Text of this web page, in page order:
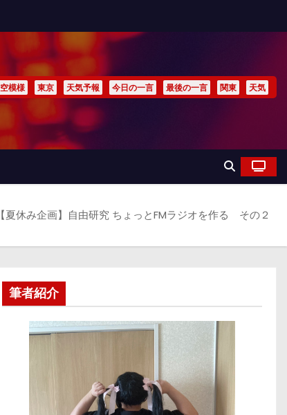
空模様 東京 天気予報 今日の一言 最後の一言 関東 天気
【夏休み企画】自由研究 ちょっとFMラジオを作る その２
筆者紹介